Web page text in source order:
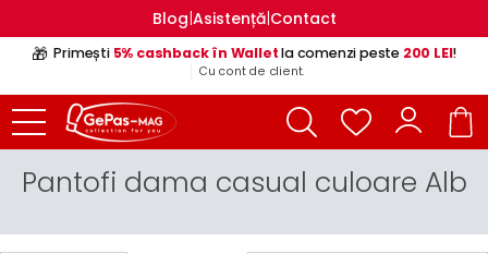
Blog|Asistență|Contact
🎁 Primești 5% cashback în Walletla comenzi peste 200 LEI!
Cu cont de client.
Pantofi dama casual culoare Alb